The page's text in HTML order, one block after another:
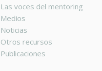
Las voces del mentoring
Medios
Noticias
Otros recursos
Publicaciones